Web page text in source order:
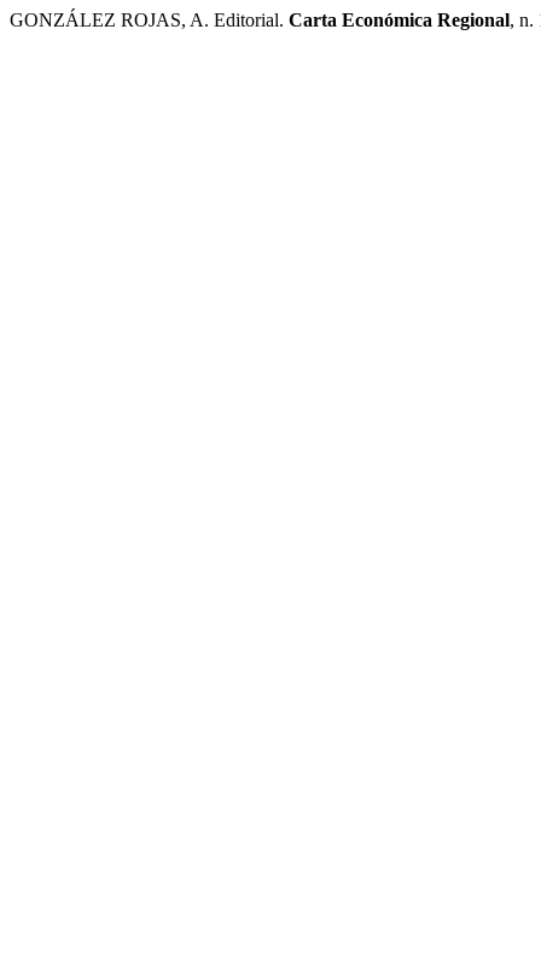
GONZÁLEZ ROJAS, A. Editorial. Carta Económica Regional, n.